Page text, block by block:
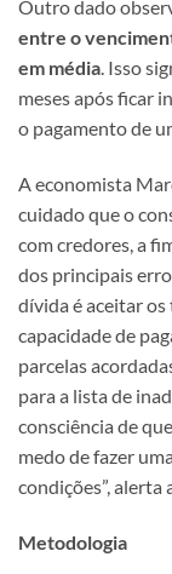
Outro dado
entre o
em média. Isso
meses após ficar
o pagamento de
A economista
cuidado que o
com credores, a
dos principais
dívida é aceitar
capacidade de
parcelas
para a lista de
consciência de
medo de fazer
condições”, alerta
Metodologia